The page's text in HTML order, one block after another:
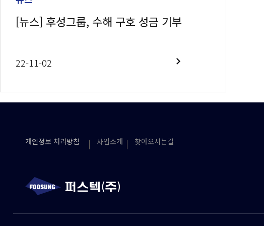
[뉴스] 후성그룹, 수해 구호 성금 기부
22-11-02
개인정보 처리방침 사업소개 찾아오시는길